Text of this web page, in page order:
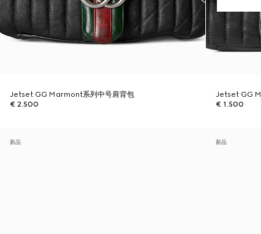
Jetset GG Marmont系列中号肩背包
€ 2.500
Jetset GG
€ 1.500
新品 新品